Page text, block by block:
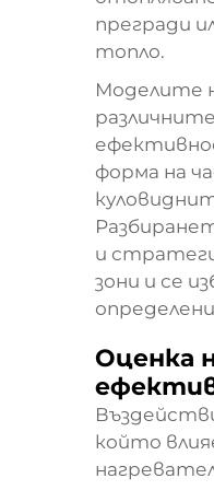
прегради
топло.
Моделите
форма на
и
зони и се
Оценка
който